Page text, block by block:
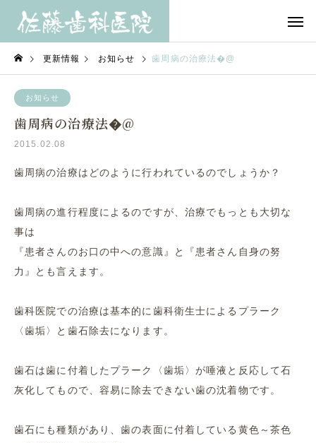
更新情報 お知らせ 歯周病の治療法�@
お知らせ
歯周病の治療法�@
2015.02.08
歯周病の治療はどのように行われているのでしょうか？
歯周病の進行程度によるのですが、治療でもっとも大切な
事は
『患者さんのお口の中への意識』と『患者さん自身の努
力』とも言えます。
歯科医院での治療は基本的に歯科衛生士によるプラーク
〈歯垢〉と歯石除去になります。
歯石は歯に付着したプラーク〈歯垢〉が唾液と反応して石
灰化してもので、容易に除去できない歯の沈着物です。
歯石にも種類があり、歯の表面に付着している黄色～茶色